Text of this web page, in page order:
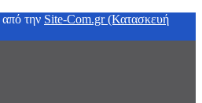
την Site-Com.gr (Κατασκευή